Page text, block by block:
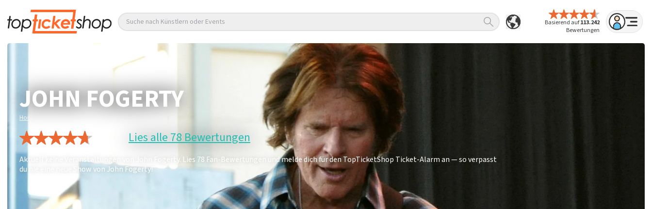
Basierend auf113.242
Bewertungen
Suche nach Künstlern oder Events
JOHN FOGERTY
Home
Lies alle 78 Bewertungen
Aktuell keine Veranstaltungen von John Fogerty. Lies 78 Fan-Bewertungen und melde dich für den TopTicketShop Ticket-Alarm an — so verpasst
du nie eine neue Show von John Fogerty!